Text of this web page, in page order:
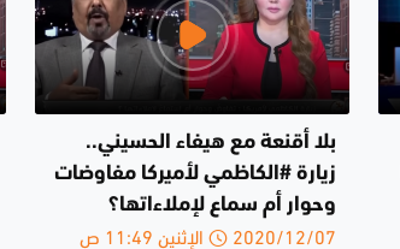
بلا أقنعة مع هيفاء الحسيني..
زيارة #الكاظمي لأميركا مفاوضات
وحوار أم سماع لإملاءاتها؟
2020/12/07 الإثنين 11:49 ص